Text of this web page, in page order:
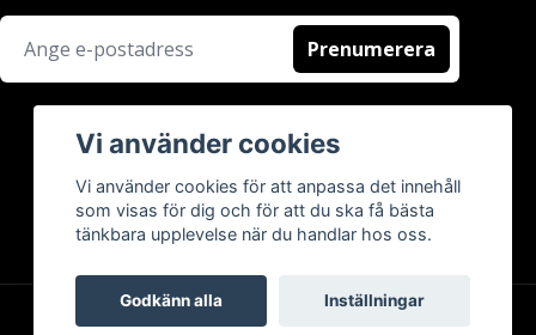
Prenumerera
Vi använder cookies
Vi använder cookies för att anpassa det innehåll
som visas för dig och för att du ska få bästa
tänkbara upplevelse när du handlar hos oss.
Godkänn alla Inställningar